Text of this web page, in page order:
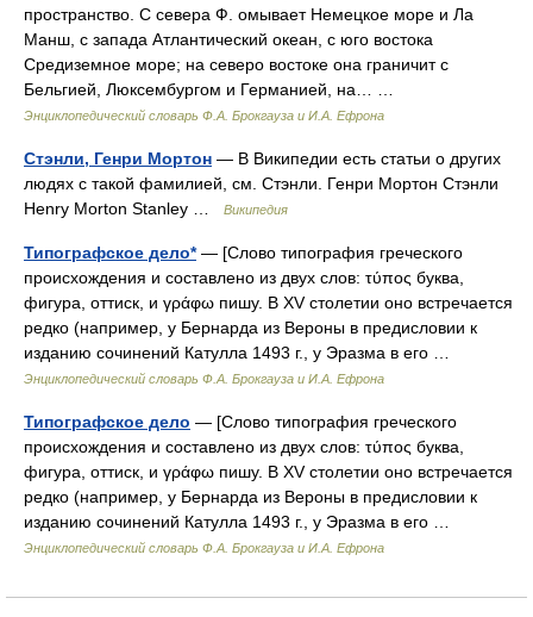
пространство. С севера Ф. омывает Немецкое море и Ла
Манш, с запада Атлантический океан, с юго востока
Средиземное море; на северо востоке она граничит с
Бельгией, Люксембургом и Германией, на… …
Энциклопедический словарь Ф.А. Брокгауза и И.А. Ефрона
Стэнли, Генри Мортон — В Википедии есть статьи о других
людях с такой фамилией, см. Стэнли. Генри Мортон Стэнли
Henry Morton Stanley …
Википедия
Типографское дело*— [Слово типография греческого
происхождения и составлено из двух слов: τύπος буква,
фигура, оттиск, и γράφω пишу. В XV столетии оно встречается
редко (например, у Бернарда из Вероны в предисловии к
изданию сочинений Катулла 1493 г., у Эразма в его …
Энциклопедический словарь Ф.А. Брокгауза и И.А. Ефрона
Типографское дело — [Слово типография греческого
происхождения и составлено из двух слов: τύπος буква,
фигура, оттиск, и γράφω пишу. В XV столетии оно встречается
редко (например, у Бернарда из Вероны в предисловии к
изданию сочинений Катулла 1493 г., у Эразма в его …
Энциклопедический словарь Ф.А. Брокгауза и И.А. Ефрона